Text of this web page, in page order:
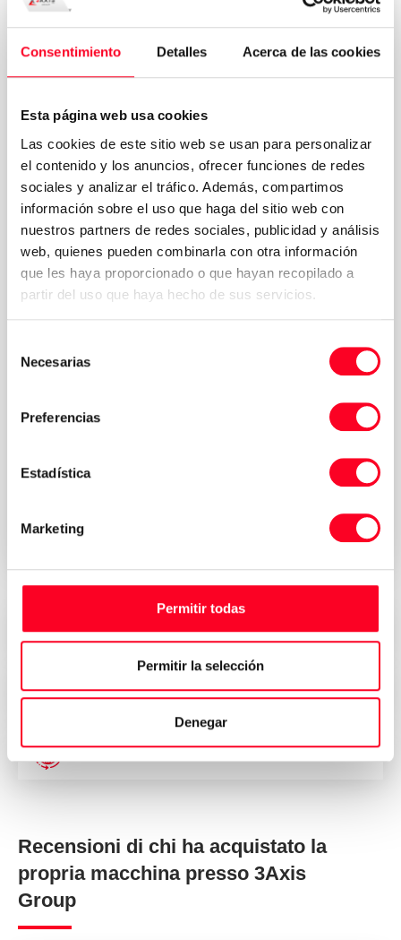
Consentimiento Detalles Acerca de las cookies
Esta página web usa cookies
Las cookies de este sitio web se usan para personalizar
el contenido y los anuncios, ofrecer funciones de redes
sociales y analizar el tráfico. Además, compartimos
información sobre el uso que haga del sitio web con
nuestros partners de redes sociales, publicidad y análisis
web, quienes pueden combinarla con otra información
que les haya proporcionado o que hayan recopilado a
partir del uso que haya hecho de sus servicios.
Necesarias
Preferencias
Estadística
Marketing
Permitir todas
Permitir la selección
Denegar
Privacy Policy
*
Prezzi interessanti
Sicurezza, fiducia e trasparenza
Consegna immediata in tutto il mondo
Recensioni di chi ha acquistato la
propria macchina presso 3Axis
Group